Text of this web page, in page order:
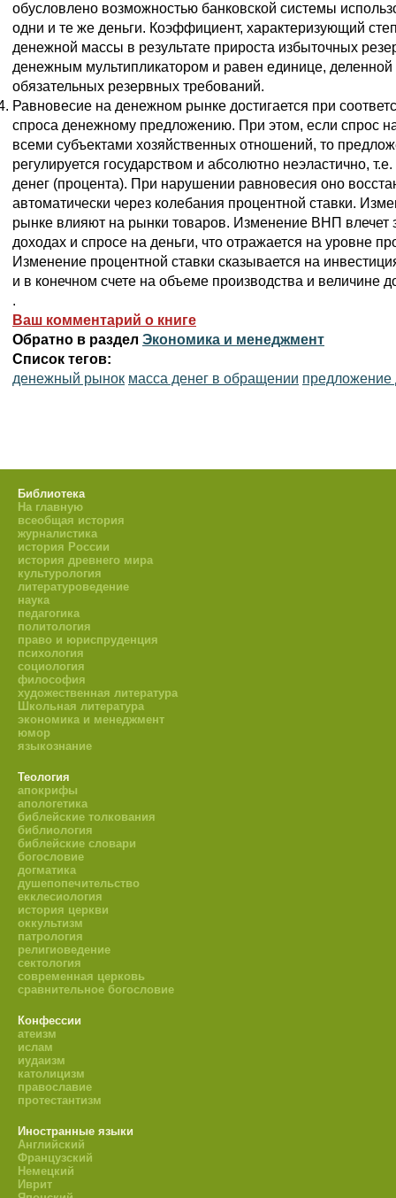
обусловлено возможностью банковской системы
одни и те же деньги. Коэффициент, характеризующий
денежной массы в результате прироста избыточных
денежным мультипликатором и равен единице,
обязательных резервных требований.
Равновесие на денежном рынке достигается при
спроса денежному предложению. При этом, если спрос
всеми субъектами хозяйственных отношений, то
регулируется государством и абсолютно неэластично,
денег (процента). При нарушении равновесия оно
автоматически через колебания процентной ставки.
рынке влияют на рынки товаров. Изменение ВНП влечет
доходах и спросе на деньги, что отражается на уровне
Изменение процентной ставки сказывается на
и в конечном счете на объеме производства и величине
.
Ваш комментарий о книге
Обратно в раздел Экономика и менеджмент
Список тегов:
денежный рынок масса денег в обращении предложение
Библиотека
На главную
всеобщая история
журналистика
история России
история древнего мира
культурология
литературоведение
наука
педагогика
политология
право и юриспруденция
психология
социология
философия
художественная литература
Школьная литература
экономика и менеджмент
юмор
языкознание
Теология
апокрифы
апологетика
библейские толкования
библиология
библейские словари
богословие
догматика
душепопечительство
екклесиология
история церкви
оккультизм
патрология
религиоведение
сектология
современная церковь
сравнительное богословие
Конфессии
атеизм
ислам
иудаизм
католицизм
православие
протестантизм
Иностранные языки
Английский
Французский
Немецкий
Иврит